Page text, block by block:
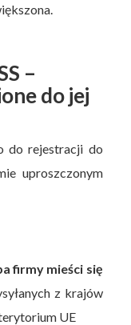
–
do jej
do rejestracji do
uproszczonym
firmy mieści się
z krajów
UE